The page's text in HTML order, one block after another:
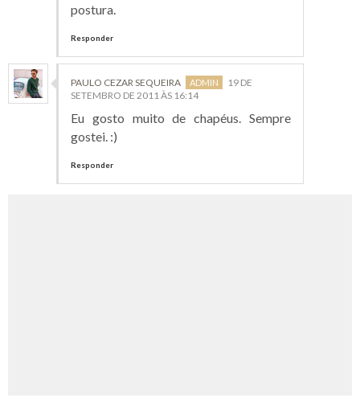
postura.
Responder
PAULO CEZAR SEQUEIRA
19 DE
SETEMBRO DE 2011 ÀS 16:14
Eu gosto muito de chapéus. Sempre
gostei. :)
Responder